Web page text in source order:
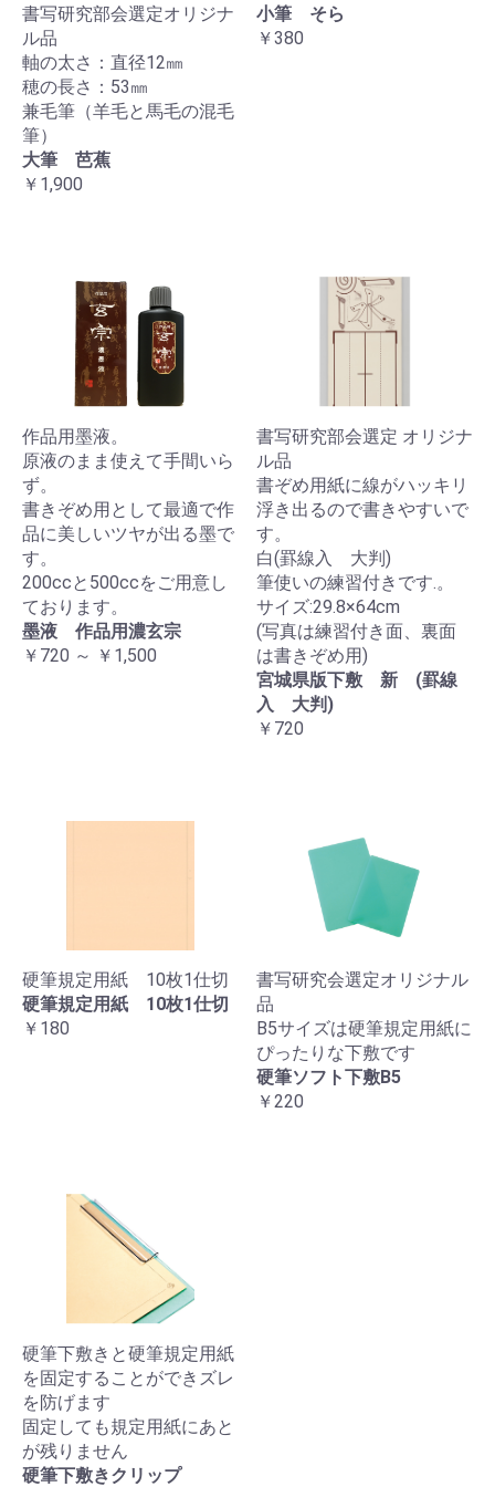
書写研究部会選定オリジナ
ル品
軸の太さ：直径12㎜
穂の長さ：53㎜
兼毛筆（羊毛と馬毛の混毛
筆）
大筆 芭蕉
￥1,900
小筆 そら
￥380
作品用墨液。
原液のまま使えて手間いら
ず。
書きぞめ用として最適で作
品に美しいツヤが出る墨で
す。
200ccと500ccをご用意し
ております。
墨液 作品用濃玄宗
￥720 ～ ￥1,500
書写研究部会選定 オリジナ
ル品
書ぞめ用紙に線がハッキリ
浮き出るので書きやすいで
す。
白(罫線入 大判)
筆使いの練習付きです.。
サイズ:29.8×64cm
(写真は練習付き面、裏面
は書きぞめ用)
宮城県版下敷 新 (罫線
入 大判)
￥720
硬筆規定用紙 10枚1仕切
硬筆規定用紙 10枚1仕切
￥180
書写研究会選定オリジナル
品
B5サイズは硬筆規定用紙に
ぴったりな下敷です
硬筆ソフト下敷B5
￥220
硬筆下敷きと硬筆規定用紙
を固定することができズレ
を防げます
固定しても規定用紙にあと
が残りません
硬筆下敷きクリップ